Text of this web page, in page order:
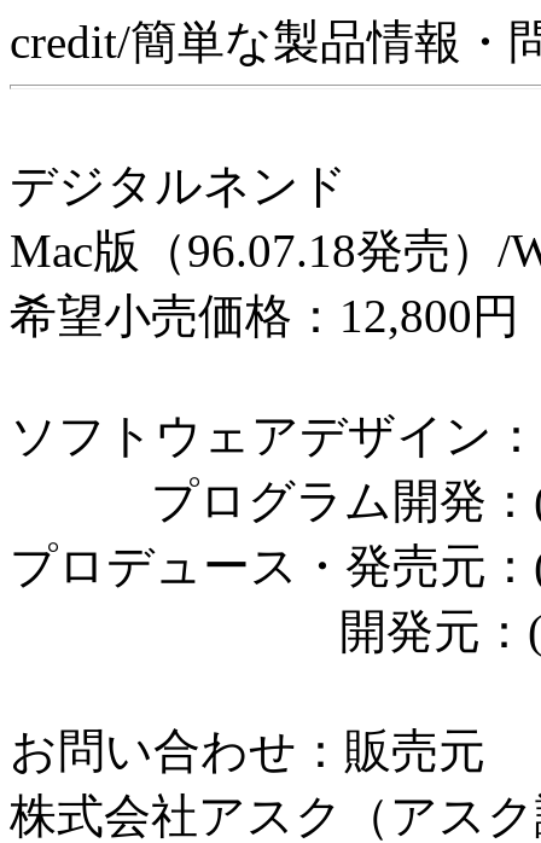
credit/簡単な製品情報・
デジタルネンド
Mac版（96.07.18発売）/
希望小売価格：12,800円
ソフトウェアデザイン
プログラム開発：(
プロデュース・発売元
開発元：(株)
お問い合わせ：販売元
株式会社アスク（アス